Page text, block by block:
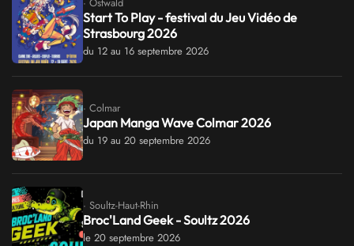
Start To Play - festival du Jeu Vidéo de
Strasbourg 2026
du 12 au 16 septembre 2026
· Colmar
Japan Manga Wave Colmar 2026
du 19 au 20 septembre 2026
· Soultz-Haut-Rhin
Broc'Land Geek - Soultz 2026
le 20 septembre 2026